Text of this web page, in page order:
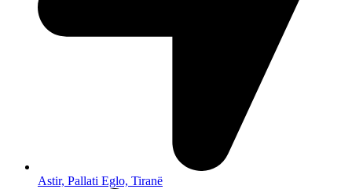
Astir, Pallati Eglo, Tiranë